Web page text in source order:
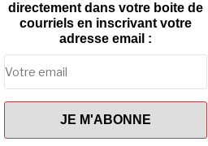
directement dans votre boite de
courriels en inscrivant votre
adresse email :